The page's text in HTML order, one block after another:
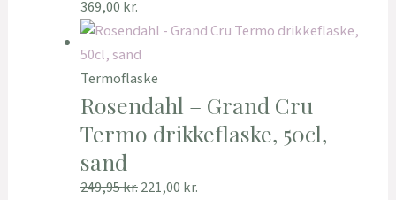
369,00 kr.
Termoflaske
Rosendahl – Grand Cru
Termo drikkeflaske, 50cl,
sand
249,95kr.221,00 kr.